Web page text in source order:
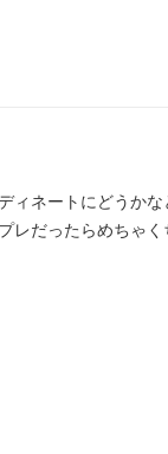
ィネートにどうかな
だったらめちゃく